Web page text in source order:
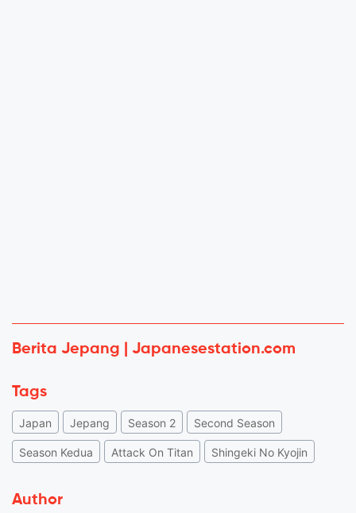
Berita Jepang | Japanesestation.com
Tags
Japan Jepang Season 2 Second Season
Season Kedua Attack On Titan Shingeki No Kyojin
Author